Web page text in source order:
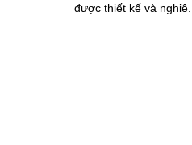
được thiết kế và nghiê...